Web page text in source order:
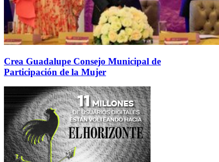
Crea Guadalupe Consejo Municipal de
Participación de la Mujer